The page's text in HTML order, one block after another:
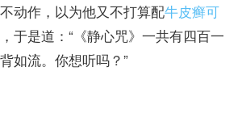
动作，以为他又不打算配牛皮癣可
于是道：“《静心咒》一共有四百一
如流。你想听吗？”